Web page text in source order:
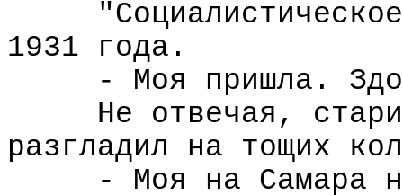
1931 года.
- Моя пришла.
Не отвечая,
разгладил на тощих
- Моя на Самара